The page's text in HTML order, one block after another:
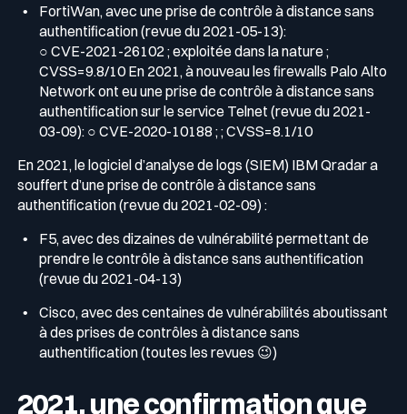
FortiWan, avec une prise de contrôle à distance sans
authentification (revue du 2021-05-13):
○ CVE-2021-26102 ; exploitée dans la nature ;
CVSS=9.8/10 En 2021, à nouveau les firewalls Palo Alto
Network ont eu une prise de contrôle à distance sans
authentification sur le service Telnet (revue du 2021-
03-09): ○ CVE-2020-10188 ; ; CVSS=8.1/10
En 2021, le logiciel d’analyse de logs (SIEM) IBM Qradar a
souffert d’une prise de contrôle à distance sans
authentification (revue du 2021-02-09) :
F5, avec des dizaines de vulnérabilité permettant de
prendre le contrôle à distance sans authentification
(revue du 2021-04-13)
Cisco, avec des centaines de vulnérabilités aboutissant
à des prises de contrôles à distance sans
authentification (toutes les revues 😉)
2021, une confirmation que